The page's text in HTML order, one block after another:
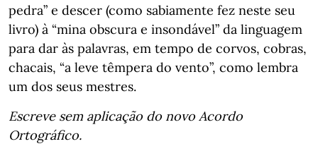
pedra” e descer (como sabiamente fez neste seu
livro) à “mina obscura e insondável” da linguagem
para dar às palavras, em tempo de corvos, cobras,
chacais, “a leve têmpera do vento”, como lembra
um dos seus mestres.
Escreve sem aplicação do novo Acordo
Ortográfico.